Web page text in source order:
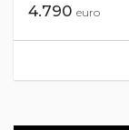
4.790 euro